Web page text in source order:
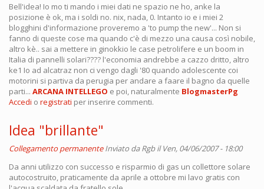
Bell'idea! Io mo ti mando i miei dati ne spazio ne ho, anke la
posizione è ok, ma i soldi no. nix, nada, 0. Intanto io e i miei 2
blogghini d'informazione proveremo a 'to pump the new'... Non si
fanno di queste cose ma quando c'è di mezzo una causa così nobile,
altro kè.. sai a mettere in ginokkio le case petrolifere e un boom in
Italia di pannelli solari???? l'economia andrebbe a cazzo dritto, altro
ke1 Io ad alcatraz non ci vengo dagli '80 quando adolescente coi
motorini si partiva da perugia per andare a faare il bagno da quelle
parti... ARCANA INTELLEGO e poi, naturalmente BlogmasterPg
Accedi o registrati per inserire commenti.
Idea "brillante"
Collegamento permanente Inviato daRgbil Ven, 04/06/2007 - 18:00
Da anni utilizzo con successo e risparmio di gas un collettore solare
autocostruito, praticamente da aprile a ottobre mi lavo gratis con